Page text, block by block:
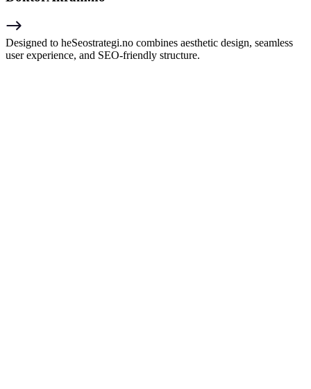
Designed to heSeostrategi.no combines aesthetic design, seamless
user experience, and SEO-friendly structure.